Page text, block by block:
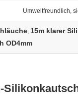
Umweltfreundlich,
, 15m klarer
OD4mm